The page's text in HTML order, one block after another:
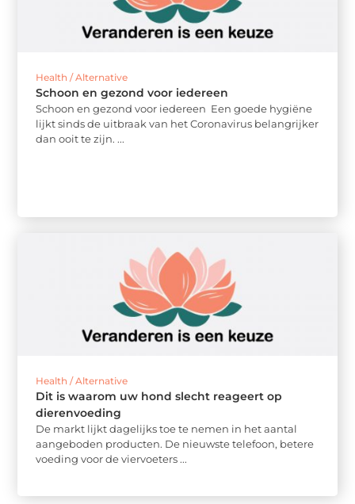
Health / Alternative
Schoon en gezond voor iedereen
Schoon en gezond voor iedereen Een goede hygiëne
lijkt sinds de uitbraak van het Coronavirus belangrijker
dan ooit te zijn. ...
Health / Alternative
Dit is waarom uw hond slecht reageert op
dierenvoeding
De markt lijkt dagelijks toe te nemen in het aantal
aangeboden producten. De nieuwste telefoon, betere
voeding voor de viervoeters ...